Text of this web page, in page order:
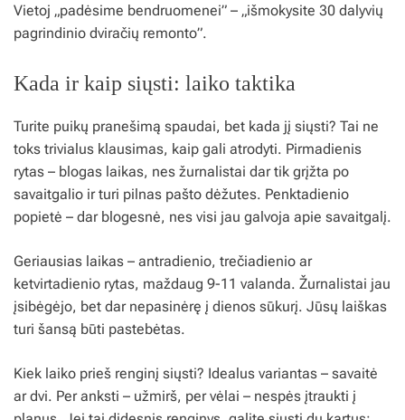
Vietoj „padėsime bendruomenei” – „išmokysite 30 dalyvių
pagrindinio dviračių remonto”.
Kada ir kaip siųsti: laiko taktika
Turite puikų pranešimą spaudai, bet kada jį siųsti? Tai ne
toks trivialus klausimas, kaip gali atrodyti. Pirmadienis
rytas – blogas laikas, nes žurnalistai dar tik grįžta po
savaitgalio ir turi pilnas pašto dėžutes. Penktadienio
popietė – dar blogesnė, nes visi jau galvoja apie savaitgalį.
Geriausias laikas – antradienio, trečiadienio ar
ketvirtadienio rytas, maždaug 9-11 valanda. Žurnalistai jau
įsibėgėjo, bet dar nepasinėrę į dienos sūkurį. Jūsų laiškas
turi šansą būti pastebėtas.
Kiek laiko prieš renginį siųsti? Idealus variantas – savaitė
ar dvi. Per anksti – užmirš, per vėlai – nespės įtraukti į